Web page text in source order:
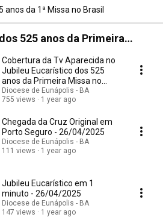
anos da 1ª Missa no Brasil
525 anos da Primeira
Cobertura da Tv Aparecida no
Jubileu Eucarístico dos 525
anos da Primeira Missa no
Brasil
Diocese de Eunápolis - BA
755 views
1 year ago
Chegada da Cruz Original em
Porto Seguro - 26/04/2025
Diocese de Eunápolis - BA
111 views
1 year ago
Jubileu Eucarístico em 1
minuto - 26/04/2025
Diocese de Eunápolis - BA
147 views
1 year ago